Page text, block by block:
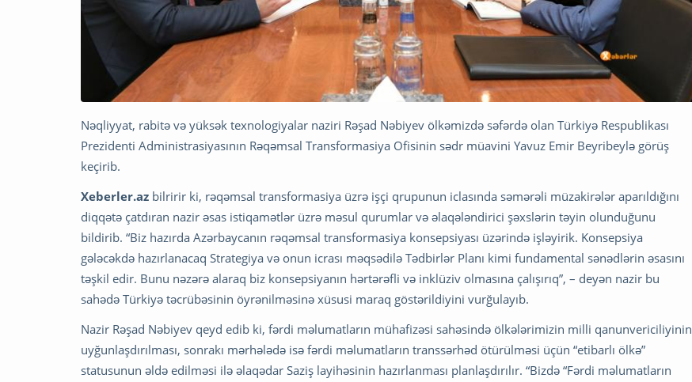
Nəqliyyat, rabitə və yüksək texnologiyalar naziri Rəşad Nəbiyev ölkəmizdə səfərdə olan Türkiyə Respublikası
Prezidenti Administrasiyasının Rəqəmsal Transformasiya Ofisinin sədr müavini Yavuz Emir Beyribeylə görüş
keçirib.
Xeberler.az bilririr ki, rəqəmsal transformasiya üzrə işçi qrupunun iclasında səmərəli müzakirələr aparıldığını
diqqətə çatdıran nazir əsas istiqamətlər üzrə məsul qurumlar və əlaqələndirici şəxslərin təyin olunduğunu
bildirib. “Biz hazırda Azərbaycanın rəqəmsal transformasiya konsepsiyası üzərində işləyirik. Konsepsiya
gələcəkdə hazırlanacaq Strategiya və onun icrası məqsədilə Tədbirlər Planı kimi fundamental sənədlərin əsasını
təşkil edir. Bunu nəzərə alaraq biz konsepsiyanın hərtərəfli və inklüziv olmasına çalışırıq”, – deyən nazir bu
sahədə Türkiyə təcrübəsinin öyrənilməsinə xüsusi maraq göstərildiyini vurğulayıb.
Nazir Rəşad Nəbiyev qeyd edib ki, fərdi məlumatların mühafizəsi sahəsində ölkələrimizin milli qanunvericiliyinin
uyğunlaşdırılması, sonrakı mərhələdə isə fərdi məlumatların transsərhəd ötürülməsi üçün “etibarlı ölkə”
statusunun əldə edilməsi ilə əlaqədar Saziş layihəsinin hazırlanması planlaşdırılır. “Bizdə “Fərdi məlumatların